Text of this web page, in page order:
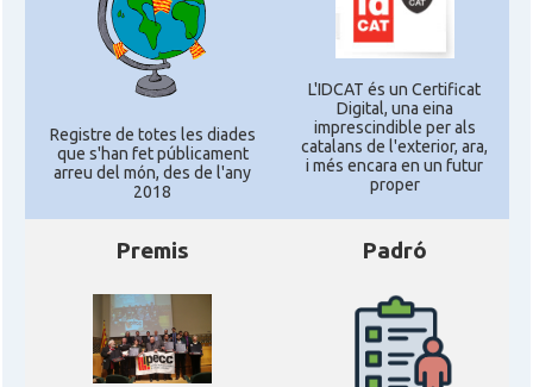
Registre de totes les diades
que s'han fet públicament
arreu del món, des de l'any
2018
L'IDCAT és un Certificat
Digital, una eina
imprescindible per als
catalans de l'exterior, ara,
i més encara en un futur
proper
Premis Padró